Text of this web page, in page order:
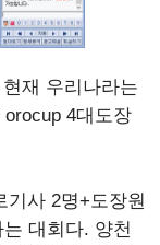
재 우리나라는
4대도장
기사 2명+도장원
대회다. 양천